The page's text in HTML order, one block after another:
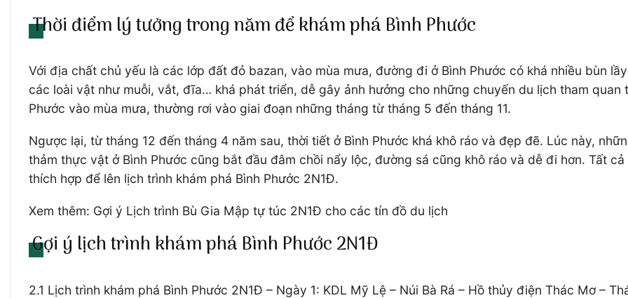
Thời điểm lý tưởng trong năm để khám phá Bình Phước
Với địa chất chủ yếu là các lớp đất đỏ bazan, vào mùa mưa, đường đi ở Bình Phước có khá nhiều bùn
các loài vật như muỗi, vắt, đĩa… khá phát triển, dễ gây ảnh hưởng cho những chuyến du lịch tham quan
Phước vào mùa mưa, thường rơi vào giai đoạn những tháng từ tháng 5 đến tháng 11.
Ngược lại, từ tháng 12 đến tháng 4 năm sau, thời tiết ở Bình Phước khá khô ráo và đẹp đẽ. Lúc này,
thảm thực vật ở Bình Phước cũng bắt đầu đâm chồi nẩy lộc, đường sá cũng khô ráo và dễ đi hơn. Tất
thích hợp để lên lịch trình khám phá Bình Phước 2N1Đ.
Xem thêm: Gợi ý Lịch trình Bù Gia Mập tự túc 2N1Đ cho các tín đồ du lịch
Gợi ý lịch trình khám phá Bình Phước 2N1Đ
2.1 Lịch trình khám phá Bình Phước 2N1Đ – Ngày 1: KDL Mỹ Lệ – Núi Bà Rá – Hồ thủy điện Thác Mơ –